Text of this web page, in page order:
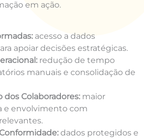
em ação.
acesso a dados
apoiar decisões estratégicas.
redução de tempo
manuais e consolidação de
Colaboradores:maior
e envolvimento com
dados protegidos e